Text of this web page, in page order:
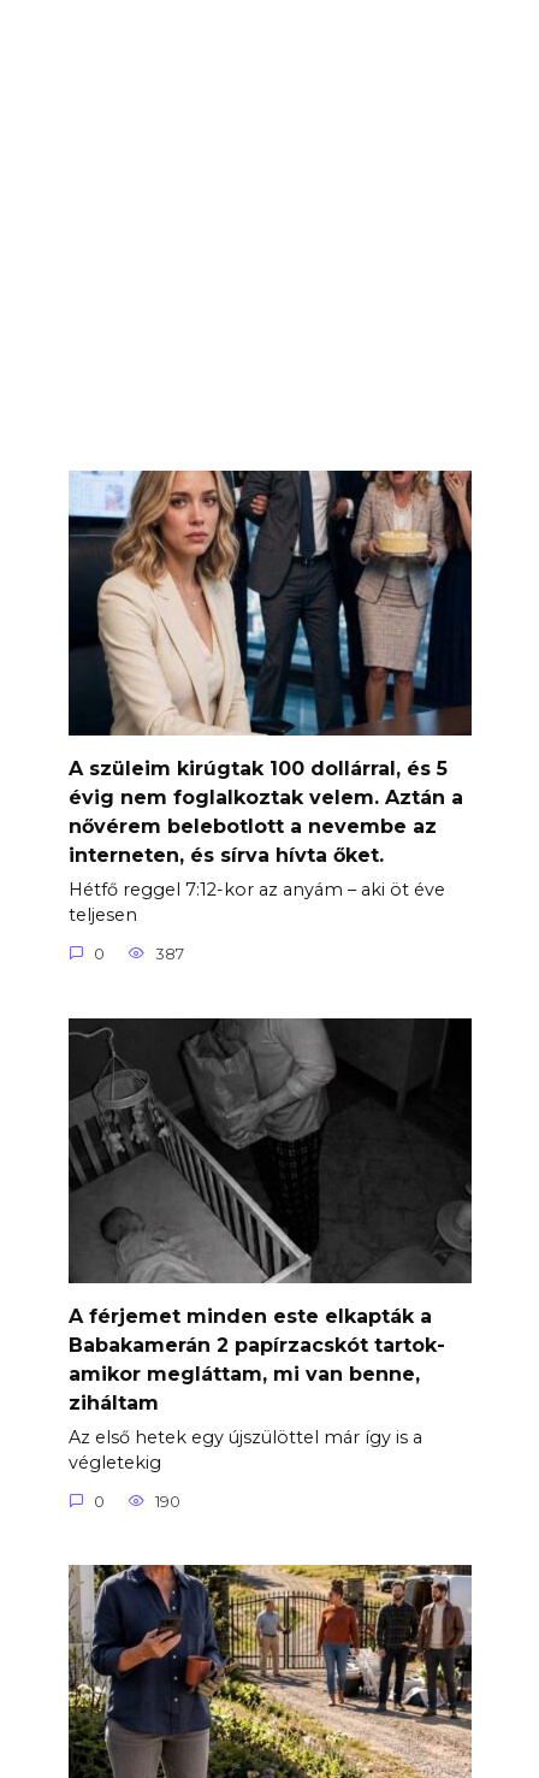
A szüleim kirúgtak 100 dollárral, és 5
évig nem foglalkoztak velem. Aztán a
nővérem belebotlott a nevembe az
interneten, és sírva hívta őket.
Hétfő reggel 7:12-kor az anyám – aki öt éve
teljesen
0 387
A férjemet minden este elkapták a
Babakamerán 2 papírzacskót tartok-
amikor megláttam, mi van benne,
ziháltam
Az első hetek egy újszülöttel már így is a
végletekig
0 190